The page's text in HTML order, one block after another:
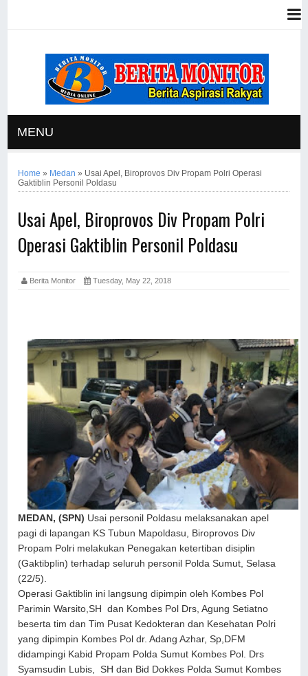
MENU
Home » Medan » Usai Apel, Biroprovos Div Propam Polri Operasi
Gaktiblin Personil Poldasu
Usai Apel, Biroprovos Div Propam Polri
Operasi Gaktiblin Personil Poldasu
Berita Monitor Tuesday, May 22, 2018
MEDAN, (SPN) Usai personil Poldasu melaksanakan apel
pagi di lapangan KS Tubun Mapoldasu, Biroprovos Div
Propam Polri melakukan Penegakan ketertiban disiplin
(Gaktibplin) terhadap seluruh personil Polda Sumut, Selasa
(22/5).
Operasi Gaktiblin ini langsung dipimpin oleh Kombes Pol
Parimin Warsito,SH dan Kombes Pol Drs, Agung Setiatno
beserta tim dan Tim Pusat Kedokteran dan Kesehatan Polri
yang dipimpin Kombes Pol dr. Adang Azhar, Sp,DFM
didampingi Kabid Propam Polda Sumut Kombes Pol. Drs
Syamsudin Lubis, SH dan Bid Dokkes Polda Sumut Kombes